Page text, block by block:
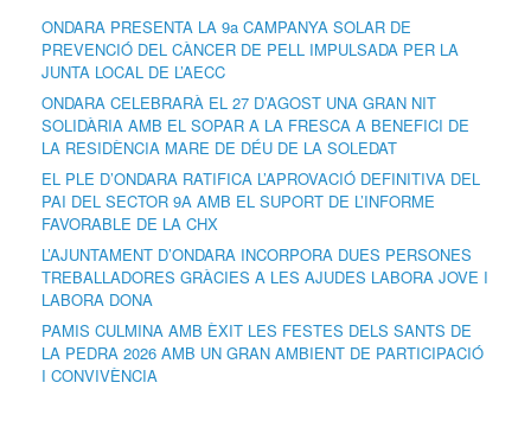
ONDARA PRESENTA LA 9a CAMPANYA SOLAR DE
PREVENCIÓ DEL CÀNCER DE PELL IMPULSADA PER LA
JUNTA LOCAL DE L’AECC
ONDARA CELEBRARÀ EL 27 D’AGOST UNA GRAN NIT
SOLIDÀRIA AMB EL SOPAR A LA FRESCA A BENEFICI DE
LA RESIDÈNCIA MARE DE DÉU DE LA SOLEDAT
EL PLE D’ONDARA RATIFICA L’APROVACIÓ DEFINITIVA DEL
PAI DEL SECTOR 9A AMB EL SUPORT DE L’INFORME
FAVORABLE DE LA CHX
L’AJUNTAMENT D’ONDARA INCORPORA DUES PERSONES
TREBALLADORES GRÀCIES A LES AJUDES LABORA JOVE I
LABORA DONA
PAMIS CULMINA AMB ÈXIT LES FESTES DELS SANTS DE
LA PEDRA 2026 AMB UN GRAN AMBIENT DE PARTICIPACIÓ
I CONVIVÈNCIA